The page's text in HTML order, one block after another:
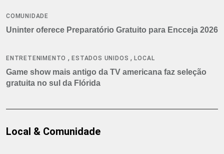
COMUNIDADE
Uninter oferece Preparatório Gratuito para Encceja 2026
ENTRETENIMENTO ,ESTADOS UNIDOS ,LOCAL
Game show mais antigo da TV americana faz seleção
gratuita no sul da Flórida
Local & Comunidade